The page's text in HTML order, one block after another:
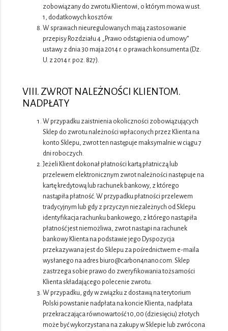
zobowiązany do zwrotu Klientowi, o którym mowa w ust.
1, dodatkowych kosztów.
W sprawach nieuregulowanych mają zastosowanie
przepisy Rozdziału 4 „Prawo odstąpienia od umowy”
ustawy z dnia 30 maja 2014 r. o prawach konsumenta (Dz.
U. z 2014 r. poz. 827).
VIII. ZWROT NALEŻNOŚCI KLIENTOM.
NADPŁATY
W przypadku zaistnienia okoliczności zobowiązujących
Sklep do zwrotu należności wpłaconych przez Klienta na
konto Sklepu, zwrot ten następuje maksymalnie w ciągu 7
dni roboczych.
Jeżeli Klient dokonał płatności kartą płatniczą lub
przelewem elektronicznym zwrot należności następuje na
kartę kredytową lub rachunek bankowy, z którego
nastąpiła płatność. W przypadku płatności przelewem
tradycyjnym lub gdy z przyczyn niezależnych od Sklepu
identyfikacja rachunku bankowego, z którego nastąpiła
płatność jest niemożliwa, zwrot nastąpi na rachunek
bankowy Klienta na podstawie jego Dyspozycja
przekazywana jest do Sklepu za pośrednictwem e-maila
wysłanego na adres biuro@carbon4nano.com. Sklep
zastrzega sobie prawo do zweryfikowania tożsamości
Klienta składającego polecenie zwrotu.
W przypadku, gdy w związku z dostawą na terytorium
Polski powstanie nadpłata na koncie Klienta, nadpłata
przekraczająca równowartość 10,00 (dziesięciu) złotych
może być wykorzystana na zakupy w Sklepie lub zwrócona